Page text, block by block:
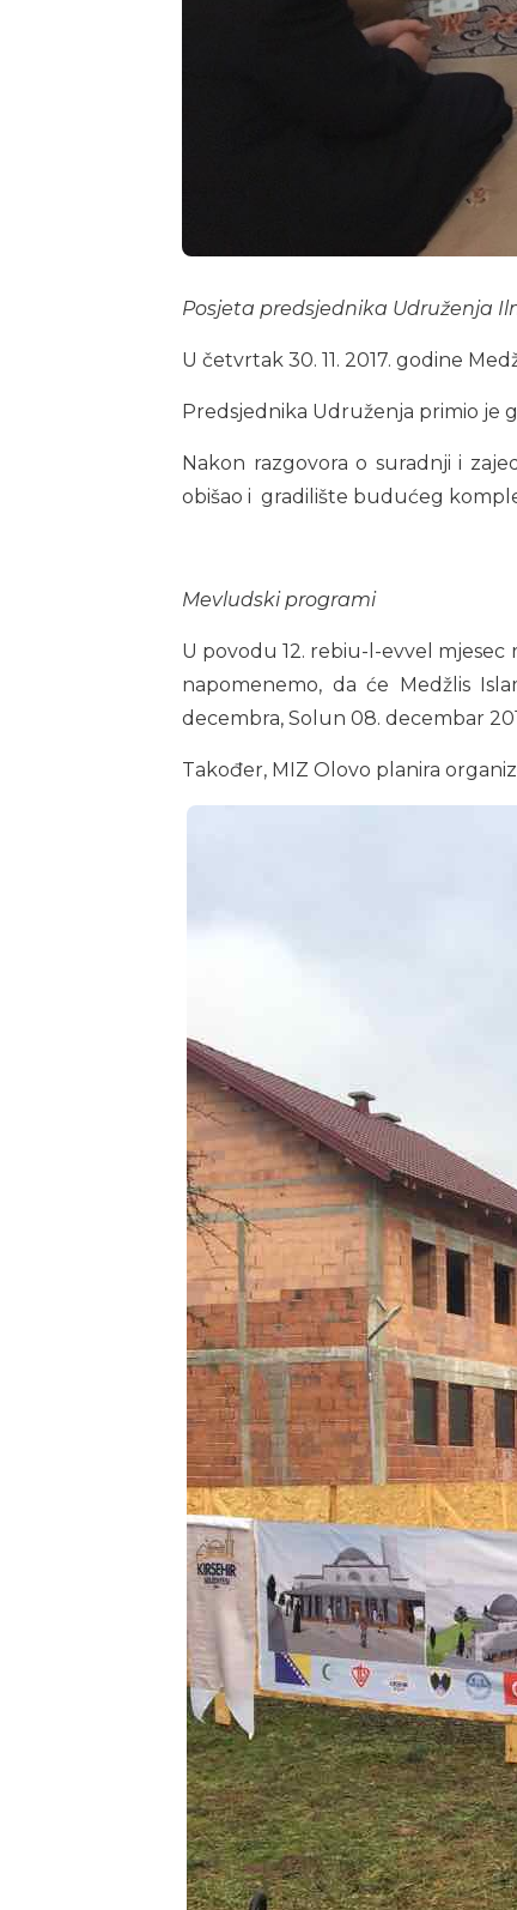
Posjeta predsjednika Udruženja
U četvrtak 30. 11. 2017. godine
Predsjednika Udruženja primio je
Nakon razgovora o suradnji i
obišao i gradilište budućeg
Mevludski programi
U povodu 12. rebiu-l-evvel
napomenemo, da će Medžlis
decembra, Solun 08. decembar
Također, MIZ Olovo planira